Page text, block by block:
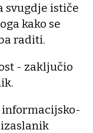
svugdje ističe
kako se
raditi.
- zaključio
informacijsko-